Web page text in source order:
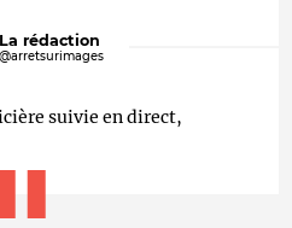
La rédaction
@arretsurimages
suivie en direct,